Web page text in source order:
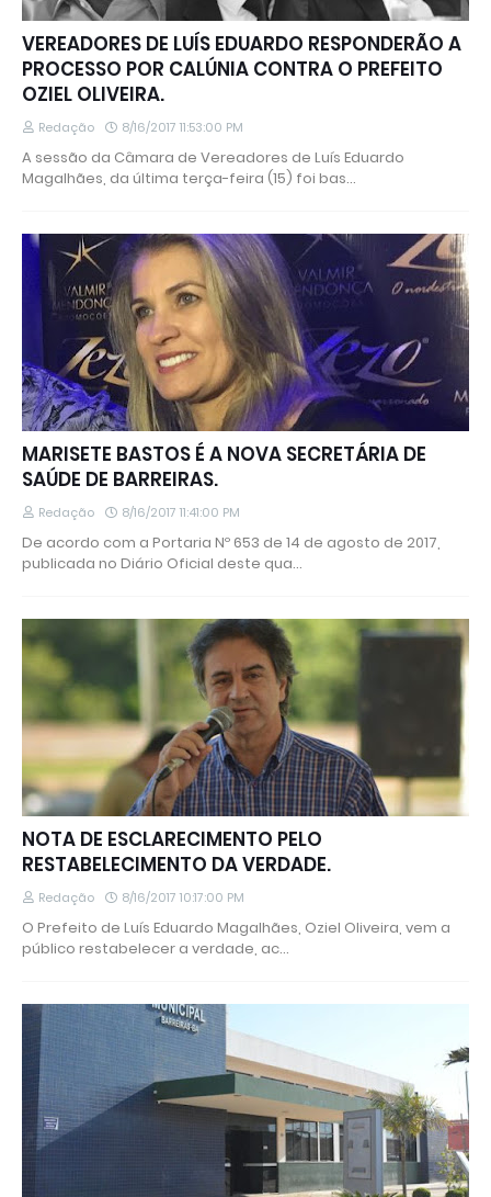
VEREADORES DE LUÍS EDUARDO RESPONDERÃO A
PROCESSO POR CALÚNIA CONTRA O PREFEITO
OZIEL OLIVEIRA.
Redação 8/16/2017 11:53:00 PM
A sessão da Câmara de Vereadores de Luís Eduardo
Magalhães, da última terça-feira (15) foi bas…
MARISETE BASTOS É A NOVA SECRETÁRIA DE
SAÚDE DE BARREIRAS.
Redação 8/16/2017 11:41:00 PM
De acordo com a Portaria Nº 653 de 14 de agosto de 2017,
publicada no Diário Oficial deste qua…
NOTA DE ESCLARECIMENTO PELO
RESTABELECIMENTO DA VERDADE.
Redação 8/16/2017 10:17:00 PM
O Prefeito de Luís Eduardo Magalhães, Oziel Oliveira, vem a
público restabelecer a verdade, ac…